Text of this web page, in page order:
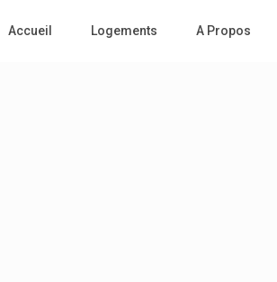
Accueil Logements A Propos